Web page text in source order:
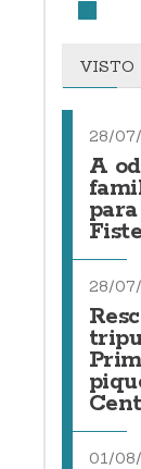
VISTO
28/
A
28/
01/